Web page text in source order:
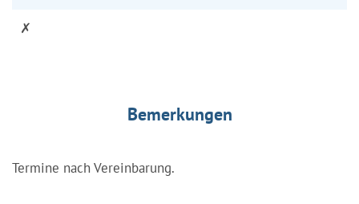
✗
Bemerkungen
Termine nach Vereinbarung.